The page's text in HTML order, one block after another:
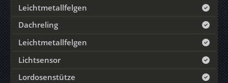
Leichtmetallfelgen
Dachreling
Leichtmetallfelgen
Lichtsensor
Lordosenstütze